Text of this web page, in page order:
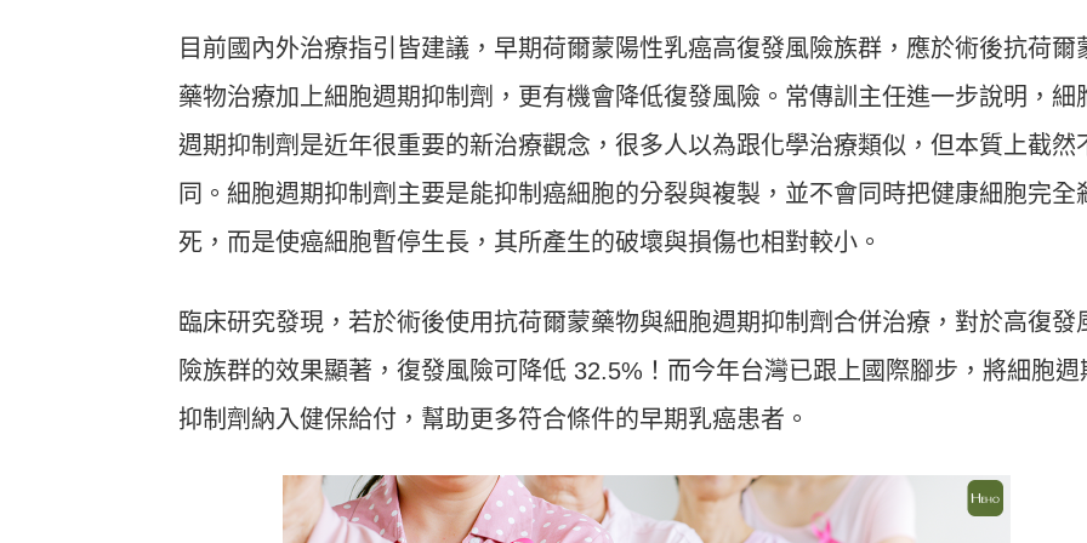
目前國內外治療指引皆建議，早期荷爾蒙陽性乳癌高復發風險族群，應於術後抗荷爾
藥物治療加上細胞週期抑制劑，更有機會降低復發風險。常傳訓主任進一步說明，細
週期抑制劑是近年很重要的新治療觀念，很多人以為跟化學治療類似，但本質上截然
同。細胞週期抑制劑主要是能抑制癌細胞的分裂與複製，並不會同時把健康細胞完全
死，而是使癌細胞暫停生長，其所產生的破壞與損傷也相對較小。
臨床研究發現，若於術後使用抗荷爾蒙藥物與細胞週期抑制劑合併治療，對於高復發
險族群的效果顯著，復發風險可降低 32.5%！而今年台灣已跟上國際腳步，將細胞週
抑制劑納入健保給付，幫助更多符合條件的早期乳癌患者。